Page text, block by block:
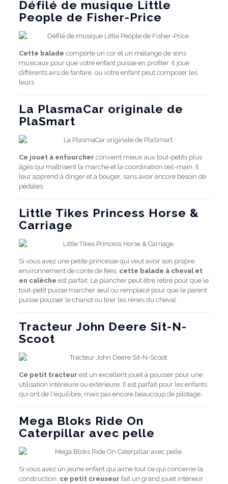
Défilé de musique Little
People de Fisher-Price
Cette balade comporte un cor et un mélange de sons
musicaux pour que votre enfant puisse en profiter. Il joue
différents airs de fanfare, ou votre enfant peut composer les
leurs.
La PlasmaCar originale de
PlaSmart
Ce jouet à enfourcher convient mieux aux tout-petits plus
âgés qui maîtrisent la marche et la coordination œil-main. Il
leur apprend à diriger et à bouger, sans avoir encore besoin de
pédales.
Little Tikes Princess Horse &
Carriage
Si vous avez une petite princesse qui veut avoir son propre
environnement de conte de fées, cette balade à cheval et
en calèche est parfait. Le plancher peut être retiré pour que le
tout-petit puisse marcher seul ou remplacé pour que le parent
puisse pousser le chariot ou tirer les rênes du cheval.
Tracteur John Deere Sit-N-
Scoot
Ce petit tracteur est un excellent jouet à pousser pour une
utilisation intérieure ou extérieure. Il est parfait pour les enfants
qui ont de l'équilibre, mais pas encore beaucoup de pilotage.
Mega Bloks Ride On
Caterpillar avec pelle
Si vous avez un jeune enfant qui aime tout ce qui concerne la
construction, ce petit creuseur fait un grand jouet intérieur